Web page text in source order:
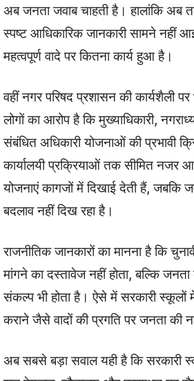
अब जनता जवाब चाहती है। हालांकि
स्पष्ट आधिकारिक जानकारी सामने नहीं
महत्वपूर्ण वादे पर कितना कार्य हुआ है।
वहीं नगर परिषद प्रशासन की कार्यशैली
लोगों का आरोप है कि मुख्याधिकारी,
संबंधित अधिकारी योजनाओं की प्रभावी
कार्यालयी प्रक्रियाओं तक सीमित नजर
योजनाएं कागजों में दिखाई देती हैं, जबकि
बदलाव नहीं दिख रहा है।
राजनीतिक जानकारों का मानना है कि
मांगने का दस्तावेज नहीं होता, बल्कि
संकल्प भी होता है। ऐसे में सरकारी स्कूलों
कराने जैसे वादों की प्रगति पर जनता की
अब सबसे बड़ा सवाल यही है कि सरकारी